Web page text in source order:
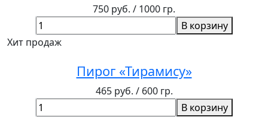
750 руб. / 1000 гр.
В корзину
Хит продаж
Пирог «Тирамису»
465 руб. / 600 гр.
В корзину